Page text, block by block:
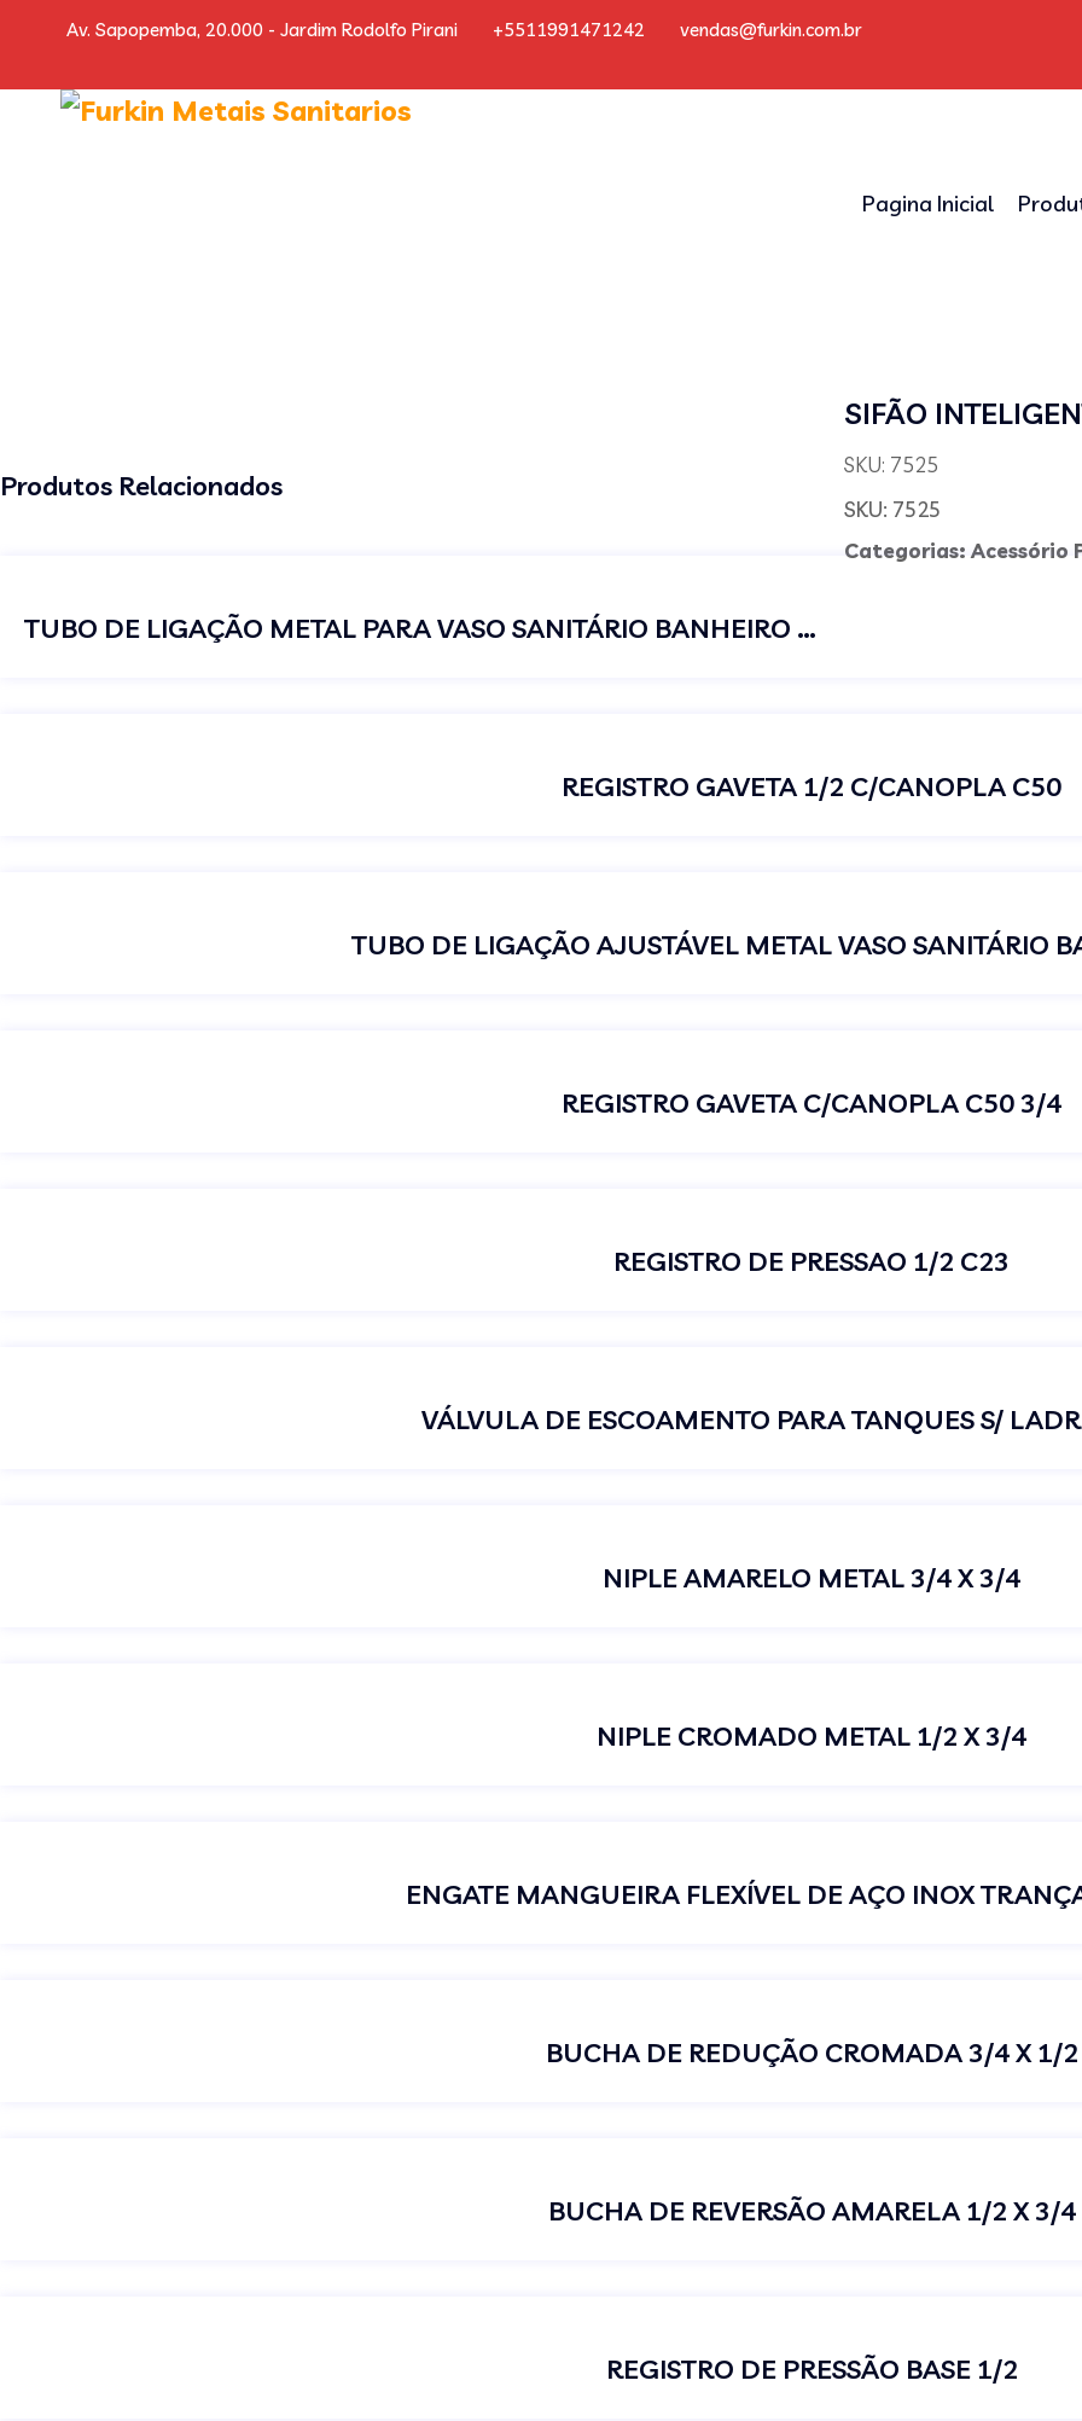
Av. Sapopemba, 20.000 - Jardim Rodolfo Pirani +5511991471242 vendas@furkin.com.br
Pagina Inicial
SIFÃO
SKU: 7525
SKU: 7525
Categorias: Acessório
Produtos Relacionados
TUBO DE LIGAÇÃO METAL PARA VASO SANITÁRIO BANHEIRO 30 CM
REGISTRO GAVETA 1/2 C/CANOPLA C50
TUBO DE LIGAÇÃO AJUSTÁVEL METAL VASO SANITÁRIO
REGISTRO GAVETA C/CANOPLA C50 3/4
REGISTRO DE PRESSAO 1/2 C23
VÁLVULA DE ESCOAMENTO PARA TANQUES S/
NIPLE AMARELO METAL 3/4 X 3/4
NIPLE CROMADO METAL 1/2 X 3/4
ENGATE MANGUEIRA FLEXÍVEL DE AÇO INOX
BUCHA DE REDUÇÃO CROMADA 3/4 X 1/2
BUCHA DE REVERSÃO AMARELA 1/2 X 3/4
REGISTRO DE PRESSÃO BASE 1/2